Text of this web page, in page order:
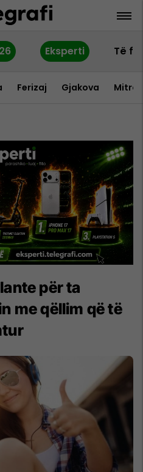
Eksperti Të
Ferizaj Gjakova
për ta
me qëllim që të